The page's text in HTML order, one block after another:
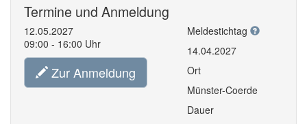
Termine und Anmeldung
12.05.2027
09:00 - 16:00 Uhr
Zur Anmeldung
Meldestichtag
14.04.2027
Ort
Münster-Coerde
Dauer